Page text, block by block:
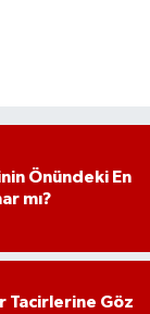
Önündeki En
mı?
Tacirlerine Göz